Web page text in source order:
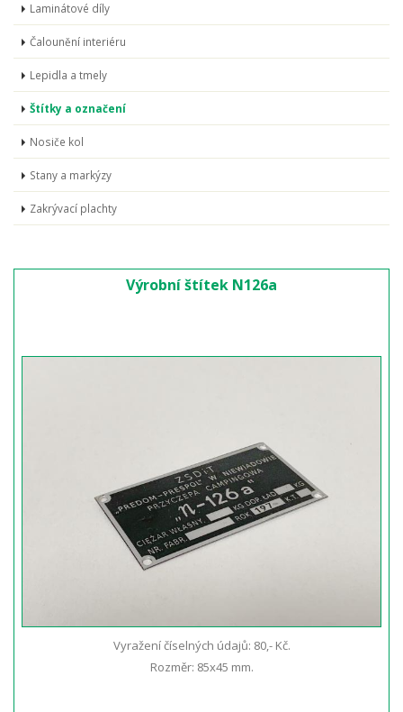
Laminátové díly
Čalounění interiéru
Lepidla a tmely
Štítky a označení
Nosiče kol
Stany a markýzy
Zakrývací plachty
Výrobní štítek N126a
Vyražení číselných údajů: 80,- Kč.
Rozměr: 85x45 mm.